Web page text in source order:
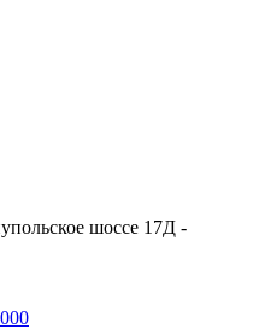
шоссе 17Д -